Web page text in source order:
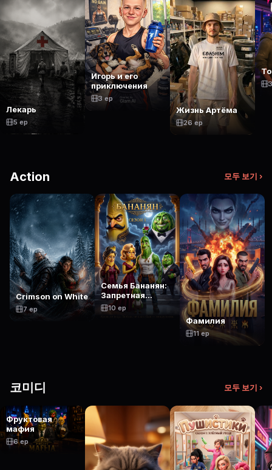
Лекарь
5 ep
Игорь и его
приключения
3 ep
Жизнь Артёма
26 ep
Action 모두 보기 ›
Crimson on White
7 ep
Семья Бананян:
Запретная
Любовь
10 ep
Фамилия
11 ep
코미디 모두 보기 ›
Фруктовая
мафия
6 ep